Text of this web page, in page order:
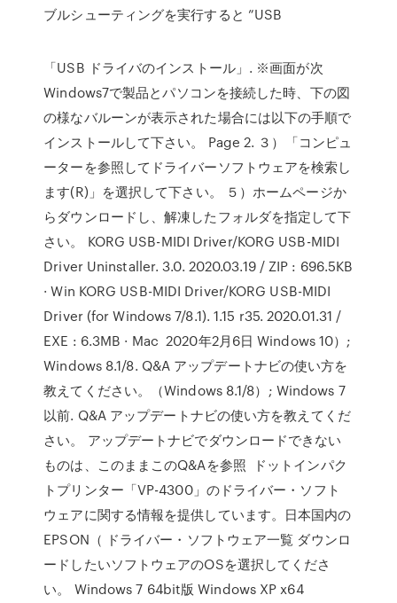
ブルシューティングを実行すると ”USB
「USB ドライバのインストール」. ※画面が次
Windows7で製品とパソコンを接続した時、下の図
の様なバルーンが表示された場合には以下の手順で
インストールして下さい。 Page 2. ３）「コンピュ
ーターを参照してドライバーソフトウェアを検索し
ます(R)」を選択して下さい。 ５）ホームページか
らダウンロードし、解凍したフォルダを指定して下
さい。 KORG USB-MIDI Driver/KORG USB-MIDI
Driver Uninstaller. 3.0. 2020.03.19 / ZIP : 696.5KB
· Win KORG USB-MIDI Driver/KORG USB-MIDI
Driver (for Windows 7/8.1). 1.15 r35. 2020.01.31 /
EXE : 6.3MB · Mac 2020年2月6日 Windows 10）;
Windows 8.1/8. Q&A アップデートナビの使い方を
教えてください。（Windows 8.1/8）; Windows 7
以前. Q&A アップデートナビの使い方を教えてくだ
さい。 アップデートナビでダウンロードできない
ものは、このままこのQ&Aを参照 ドットインパク
トプリンター「VP-4300」のドライバー・ソフト
ウェアに関する情報を提供しています。日本国内の
EPSON（ ドライバー・ソフトウェア一覧 ダウンロ
ードしたいソフトウェアのOSを選択してくださ
い。 Windows 7 64bit版 Windows XP x64